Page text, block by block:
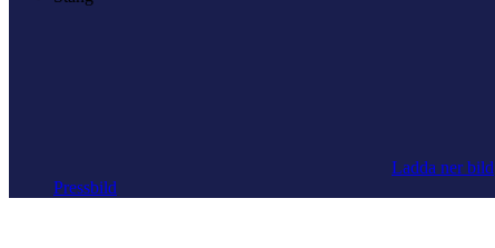
Ladda ner bild
Pressbild